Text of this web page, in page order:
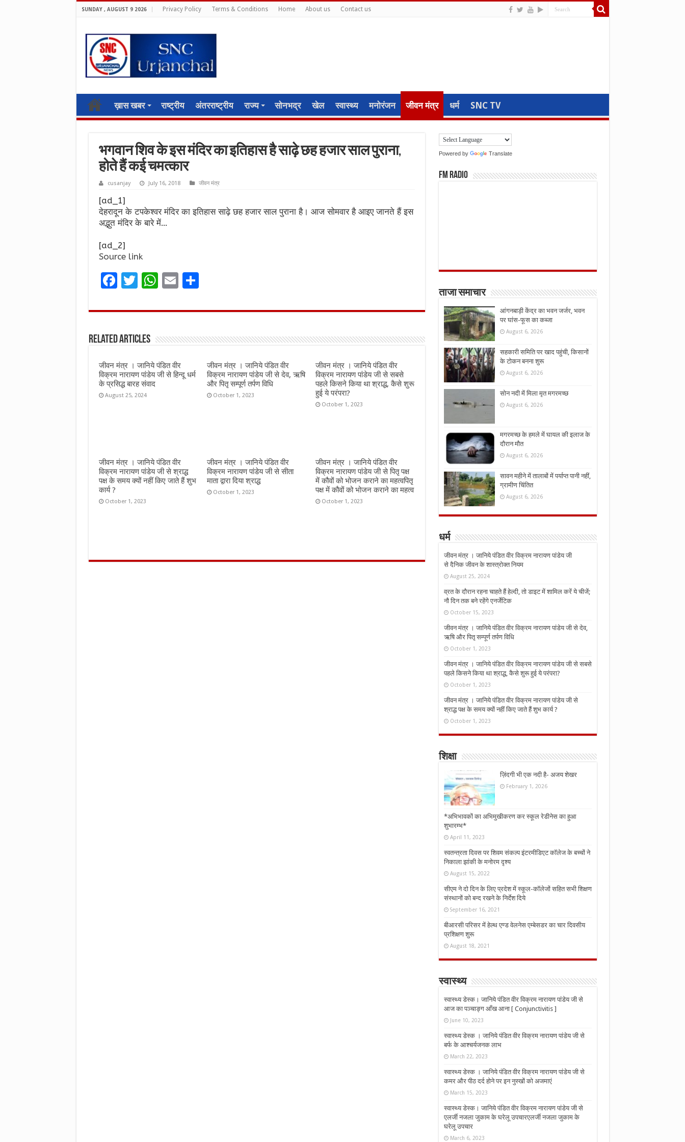
SUNDAY , AUGUST 9 2026 Privacy Policy Terms & Conditions Home About us Contact us
ख़ास खबर राष्ट्रीय अंतरराष्ट्रीय राज्य सोनभद्र खेल स्वास्थ्य मनोरंजन जीवन मंत्र धर्म SNC TV
भगवान शिव के इस मंदिर का इतिहास है साढ़े छह हजार साल पुराना,
होते हैं कई चमत्कार
cusanjay July 16, 2018 जीवन मंत्र
[ad_1]
देहरादून के टपकेश्वर मंदिर का इतिहास साढ़े छह हजार साल पुराना है। आज सोमवार है आइए जानते हैं इस
अद्भुत मंदिर के बारे में…
[ad_2]
Source link
F
ce
o
o
k
T
it
r
W
at
A
p
p
E
ai
S
ar
Related Articles
जीवन मंत्र । जानिये पंडित वीर
विक्रम नारायण पांडेय जी से हिन्दू धर्म
के प्रसिद्ध बारह संवाद
August 25, 2024
जीवन मंत्र । जानिये पंडित वीर
विक्रम नारायण पांडेय जी से देव, ऋषि
और पितृ सम्पूर्ण तर्पण विधि
October 1, 2023
जीवन मंत्र । जानिये पंडित वीर
विक्रम नारायण पांडेय जी से सबसे
पहले किसने किया था श्राद्ध, कैसे शुरू
हुई ये परंपरा?
October 1, 2023
जीवन मंत्र । जानिये पंडित वीर
विक्रम नारायण पांडेय जी से श्राद्ध
पक्ष के समय क्यों नहीं किए जाते हैं शुभ
कार्य ?
October 1, 2023
जीवन मंत्र । जानिये पंडित वीर
विक्रम नारायण पांडेय जी से सीता
माता द्वारा दिया श्राद्ध
October 1, 2023
जीवन मंत्र । जानिये पंडित वीर
विक्रम नारायण पांडेय जी से पितृ पक्ष
में कौवों को भोजन कराने का महत्वपितृ
पक्ष में कौवों को भोजन कराने का महत्व
October 1, 2023
Powered by Translate
FM Radio
ताजा समाचार
आंगनबाड़ी केंद्र का भवन जर्जर, भवन
पर घांस-फूस का कब्जा
August 6, 2026
सहकारी समिति पर खाद पहुंची, किसानों
के टोकन बनना शुरू
August 6, 2026
सोन नदी में मिला मृत मगरमच्छ
August 6, 2026
मगरमच्छ के हमले में घायल की इलाज के
दौरान मौत
August 6, 2026
सावन महीने में तालाबों में पर्याप्त पानी नहीं,
ग्रामीण चिंतित
August 6, 2026
धर्म
जीवन मंत्र । जानिये पंडित वीर विक्रम नारायण पांडेय जी
से दैनिक जीवन के शास्त्रोक्त नियम
August 25, 2024
व्रत के दौरान रहना चाहते हैं हेल्दी, तो डाइट में शामिल करें ये चीजें;
नौ दिन तक बने रहेंगे एनर्जेटिक
October 15, 2023
जीवन मंत्र । जानिये पंडित वीर विक्रम नारायण पांडेय जी से देव,
ऋषि और पितृ सम्पूर्ण तर्पण विधि
October 1, 2023
जीवन मंत्र । जानिये पंडित वीर विक्रम नारायण पांडेय जी से सबसे
पहले किसने किया था श्राद्ध, कैसे शुरू हुई ये परंपरा?
October 1, 2023
जीवन मंत्र । जानिये पंडित वीर विक्रम नारायण पांडेय जी से
श्राद्ध पक्ष के समय क्यों नहीं किए जाते हैं शुभ कार्य ?
October 1, 2023
शिक्षा
ज़िंदगी भी एक नदी है- अजय शेखर
February 1, 2026
*अभिभावकों का अभिमुखीकरण कर स्कूल रेडीनेस का हुआ
शुभारम्भ*
April 11, 2023
स्वतन्त्रता दिवस पर शिवम संकल्प इंटरमीडिएट कॉलेज के बच्चों ने
निकाला झांकी के मनोरम दृश्य
August 15, 2022
सीएम ने दो दिन के लिए प्रदेश में स्कूल-कॉलेजों सहित सभी शिक्षण
संस्थानों को बन्द रखने के निर्देश दिये
September 16, 2021
बीआरसी परिसर में हेल्थ एण्ड वेलनेस एम्बेसडर का चार दिवसीय
प्रशिक्षण शुरू
August 18, 2021
स्वास्थ्य
स्वास्थ्य डेस्क। जानिये पंडित वीर विक्रम नारायण पांडेय जी से
आज का पञ्चाङ्ग आँख आना [ Conjunctivitis ]
June 10, 2023
स्वास्थ्य डेस्क । जानिये पंडित वीर विक्रम नारायण पांडेय जी से
बर्फ के आश्चर्यजनक लाभ
March 22, 2023
स्वास्थ्य डेस्क । जानिये पंडित वीर विक्रम नारायण पांडेय जी से
कमर और पीठ दर्द होने पर इन नुस्‍खों को अजमाएं
March 15, 2023
स्वास्थ्य डेस्क। जानिये पंडित वीर विक्रम नारायण पांडेय जी से
एलर्जी नजला जुकाम के घरेलू उपचारएलर्जी नजला जुकाम के
घरेलू उपचार
March 6, 2023